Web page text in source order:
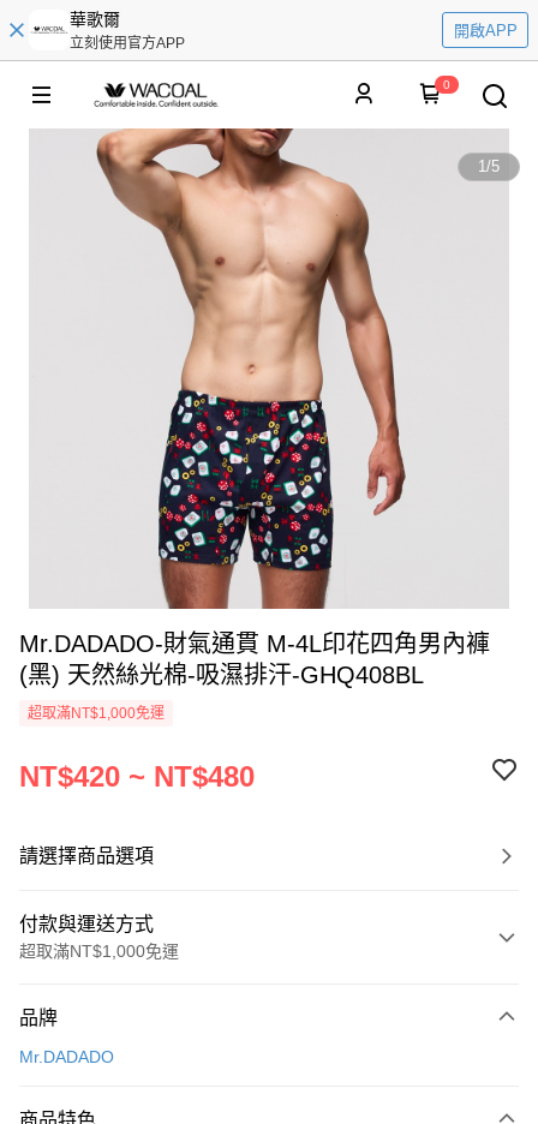
華歌爾
立刻使用官方APP
開啟APP
0
1/5
Mr.DADADO-財氣通貫 M-4L印花四角男內褲
(黑) 天然絲光棉-吸濕排汗-GHQ408BL
超取滿NT$1,000免運
NT$420 ~ NT$480
請選擇商品選項
付款與運送方式
超取滿NT$1,000免運
信用卡一次付款
品牌
Mr.DADADO
商品特色